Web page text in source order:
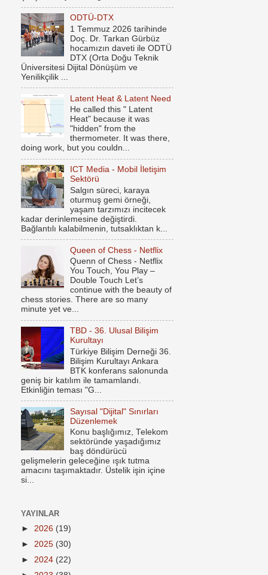
ODTÜ-DTX
1 Temmuz 2026 tarihinde
Doç. Dr. Tarkan Gürbüz
hocamızın daveti ile ODTÜ
DTX (Orta Doğu Teknik
Üniversitesi Dijital Dönüşüm ve
Yenilikçilik ...
Latent Heat & Latent Need
He called this " Latent
Heat" because it was
"hidden" from the
thermometer. It was there,
doing work, but you couldn...
ICT Media - Mobil İletişim
Sektörü
Salgın süreci, karaya
oturmuş gemi örneği,
yaşam tarzımızı incitecek
kadar derinlemesine değiştirdi.
Bağlantılı kalabilmenin, tutsaklıktan k...
Queen of Chess - Netflix
Quenn of Chess - Netflix
You Touch, You Play –
Double Touch Let’s
continue with the beauty of
chess stories. There are so many
minute yet ve...
TBD - 36. Ulusal Bilişim
Kurultayı
Türkiye Bilişim Derneği 36.
Bilişim Kurultayı Ankara
BTK konferans salonunda
geniş bir katılım ile tamamlandı.
Etkinliğin teması "G...
Sayısal "Dijital" Sınırları
Düzenlemek
Konu başlığımız, Telekom
sektöründe yaşadığımız
baş döndürücü
gelişmelerin geleceğine ışık tutma
amacını taşımaktadır. Üstelik işin içine
si...
YAYINLAR
► 2026 (19)
► 2025 (30)
► 2024 (22)